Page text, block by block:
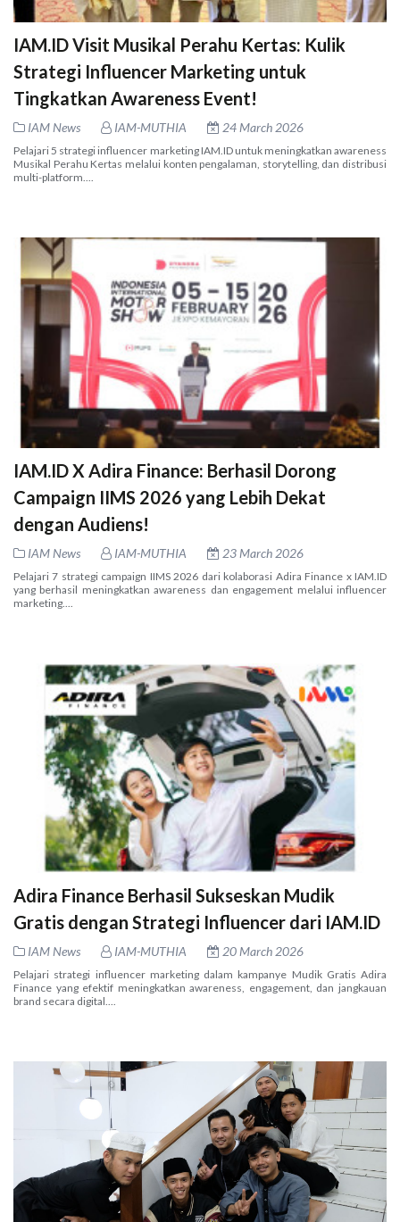
IAM.ID Visit Musikal Perahu Kertas: Kulik
Strategi Influencer Marketing untuk
Tingkatkan Awareness Event!
IAM News IAM-MUTHIA 24 March 2026
Pelajari 5 strategi influencer marketing IAM.ID untuk meningkatkan awareness
Musikal Perahu Kertas melalui konten pengalaman, storytelling, dan distribusi
multi-platform....
IAM.ID X Adira Finance: Berhasil Dorong
Campaign IIMS 2026 yang Lebih Dekat
dengan Audiens!
IAM News IAM-MUTHIA 23 March 2026
Pelajari 7 strategi campaign IIMS 2026 dari kolaborasi Adira Finance x IAM.ID
yang berhasil meningkatkan awareness dan engagement melalui influencer
marketing....
Adira Finance Berhasil Sukseskan Mudik
Gratis dengan Strategi Influencer dari IAM.ID
IAM News IAM-MUTHIA 20 March 2026
Pelajari strategi influencer marketing dalam kampanye Mudik Gratis Adira
Finance yang efektif meningkatkan awareness, engagement, dan jangkauan
brand secara digital....